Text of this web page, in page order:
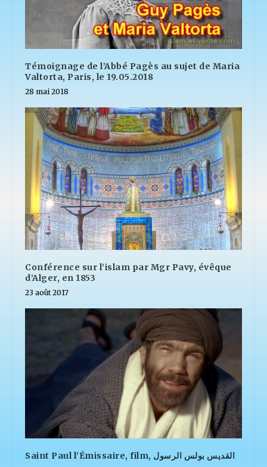
Témoignage de l’Abbé Pagès au sujet de Maria
Valtorta, Paris, le 19.05.2018
28 mai 2018
Conférence sur l’islam par Mgr Pavy, évêque
d’Alger, en 1853
23 août 2017
Saint Paul l’Émissaire, film, القديس بولس الرسول